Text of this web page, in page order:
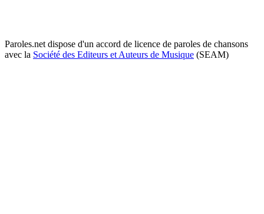
Paroles.net dispose d'un accord de licence de paroles de chansons
avec la Société des Editeurs et Auteurs de Musique (SEAM)